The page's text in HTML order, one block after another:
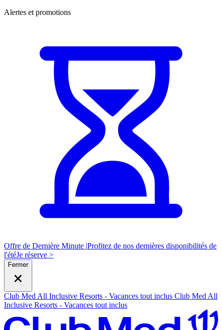
Alertes et promotions
Offre de Dernière Minute |Profitez de nos dernières disponibilités de
l'étéJe réserve >
Fermer
Club Med All Inclusive Resorts - Vacances tout inclus Club Med All
Inclusive Resorts - Vacances tout inclus